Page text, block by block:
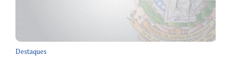
Destaques